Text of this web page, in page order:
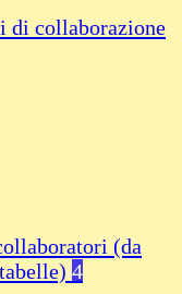
collaborazione
(da
4